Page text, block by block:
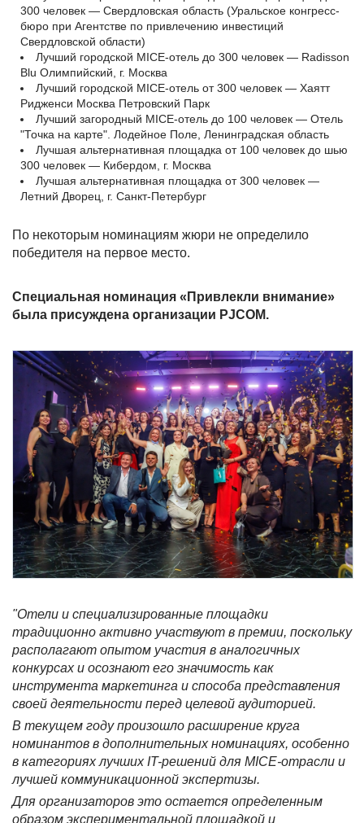
300 человек — Свердловская область (Уральское конгресс-
бюро при Агентстве по привлечению инвестиций
Свердловской области)
Лучший городской MICE-отель до 300 человек — Radisson
Blu Олимпийский, г. Москва
Лучший городской MICE-отель от 300 человек — Хаятт
Ридженси Москва Петровский Парк
Лучший загородный MICE-отель до 100 человек — Отель
"Точка на карте". Лодейное Поле, Ленинградская область
Лучшая альтернативная площадка от 100 человек до шью
300 человек — Кибердом, г. Москва
Лучшая альтернативная площадка от 300 человек —
Летний Дворец, г. Санкт-Петербург
По некоторым номинациям жюри не определило
победителя на первое место.
Специальная номинация «Привлекли внимание»
была присуждена организации PJCOM.
"Отели и специализированные площадки
традиционно активно участвуют в премии, поскольку
располагают опытом участия в аналогичных
конкурсах и осознают его значимость как
инструмента маркетинга и способа представления
своей деятельности перед целевой аудиторией.
В текущем году произошло расширение круга
номинантов в дополнительных номинациях, особенно
в категориях лучших IT-решений для MICE-отрасли и
лучшей коммуникационной экспертизы.
Для организаторов это остается определенным
образом экспериментальной площадкой и